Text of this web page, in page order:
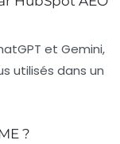
et Gemini,
utilisés dans un
?